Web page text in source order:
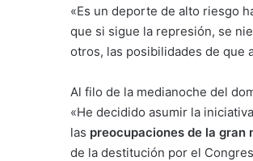
«Es un deporte de alto riesgo
que si sigue la represión, se
otros, las posibilidades de que
Al filo de la medianoche del
«He decidido asumir la
las preocupaciones de la gran
de la destitución por el